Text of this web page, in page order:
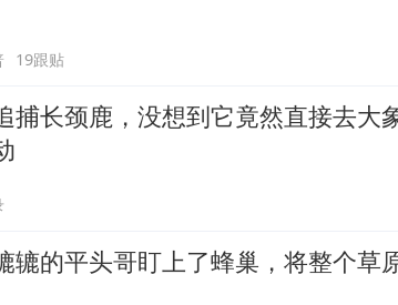
19跟贴
捕长颈鹿，没想到它竟然直接去大
辘的平头哥盯上了蜂巢，将整个草